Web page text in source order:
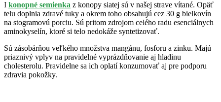
I konopné semienka z konopy siatej sú v našej strave vítané. Opäť
telu doplnia zdravé tuky a okrem toho obsahujú cez 30 g bielkovín
na stogramovú porciu. Sú pritom zdrojom celého radu esenciálnych
aminokyselín, ktoré si telo nedokáže syntetizovať.
Sú zásobárňou veľkého množstva mangánu, fosforu a zinku. Majú
priaznivý vplyv na pravidelné vyprázdňovanie aj hladinu
cholesterolu. Pravidelne sa ich oplatí konzumovať aj pre podporu
zdravia pokožky.